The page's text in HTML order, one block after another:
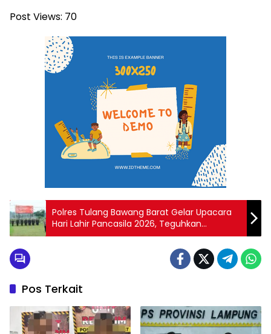
Post Views: 70
Polres Tulang Bawang Barat Gelar Upacara
Hari Lahir Pancasila 2026, Teguhkan
Semangat Persatuan dan Kebangsaan
Pos Terkait